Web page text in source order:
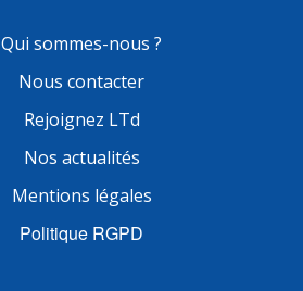
Qui sommes-nous ?
Nous contacter
Rejoignez LTd
Nos actualités
Mentions légales
Politique RGPD